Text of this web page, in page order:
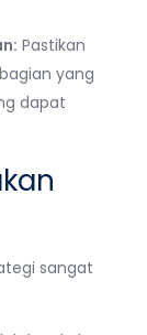
Pastikan
yang
dapat
sangat